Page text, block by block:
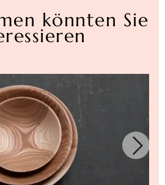
könnten Sie